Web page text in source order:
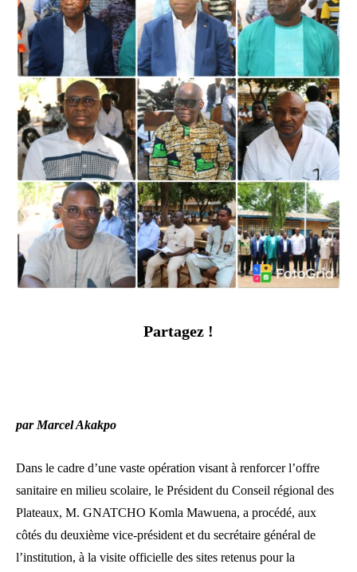
Partagez !
par Marcel Akakpo
Dans le cadre d’une vaste opération visant à renforcer l’offre
sanitaire en milieu scolaire, le Président du Conseil régional des
Plateaux, M. GNATCHO Komla Mawuena, a procédé, aux
côtés du deuxième vice-président et du secrétaire général de
l’institution, à la visite officielle des sites retenus pour la